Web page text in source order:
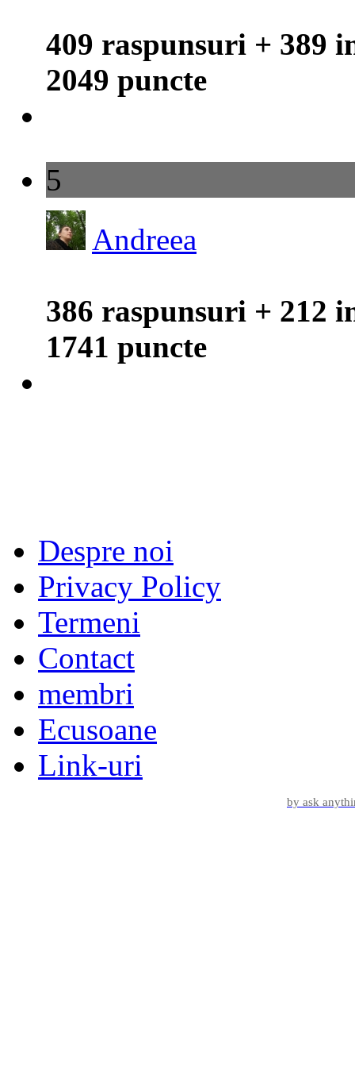
409 raspunsuri + 389
2049 puncte
5
Andreea
386 raspunsuri + 212
1741 puncte
Despre noi
Privacy Policy
Termeni
Contact
membri
Ecusoane
Link-uri
by ask